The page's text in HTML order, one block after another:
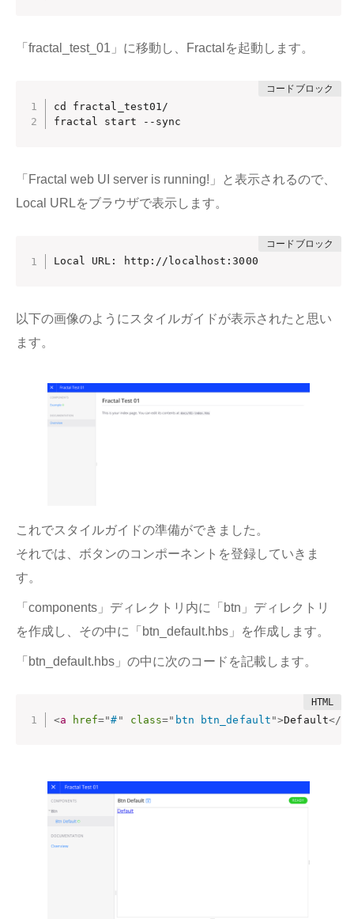
「fractal_test_01」に移動し、Fractalを起動します。
cd fractal_test01/
fractal start --sync
「Fractal web UI server is running!」と表示されるので、
Local URLをブラウザで表示します。
Local URL: http://localhost:3000
以下の画像のようにスタイルガイドが表示されたと思い
ます。
これでスタイルガイドの準備ができました。
それでは、ボタンのコンポーネントを登録していきま
す。
「components」ディレクトリ内に「btn」ディレクトリ
を作成し、その中に「btn_default.hbs」を作成します。
「btn_default.hbs」の中に次のコードを記載します。
<a href="# " class=" btn btn_default ">Default</